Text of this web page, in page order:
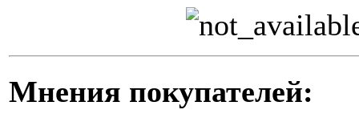
Мнения покупателей: